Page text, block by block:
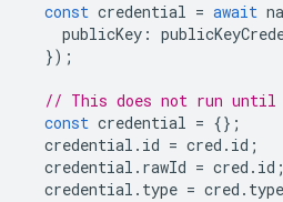
const credential = await
publicKey :
});
// This does not run until
const credential = {};
credential . id = cred . id ;
credential . rawId = cred . id ;
credential . type = cred . type